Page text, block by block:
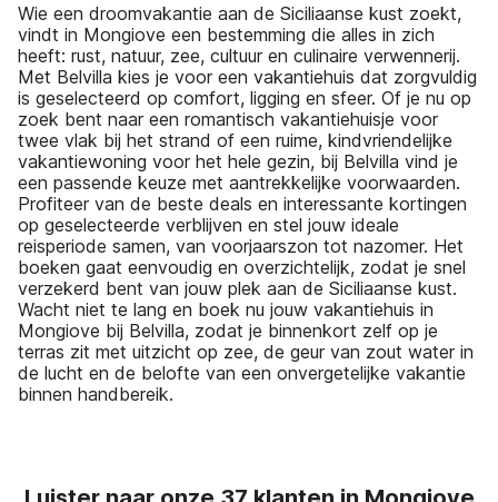
Wie een droomvakantie aan de Siciliaanse kust zoekt,
vindt in Mongiove een bestemming die alles in zich
heeft: rust, natuur, zee, cultuur en culinaire verwennerij.
Met Belvilla kies je voor een vakantiehuis dat zorgvuldig
is geselecteerd op comfort, ligging en sfeer. Of je nu op
zoek bent naar een romantisch vakantiehuisje voor
twee vlak bij het strand of een ruime, kindvriendelijke
vakantiewoning voor het hele gezin, bij Belvilla vind je
een passende keuze met aantrekkelijke voorwaarden.
Profiteer van de beste deals en interessante kortingen
op geselecteerde verblijven en stel jouw ideale
reisperiode samen, van voorjaarszon tot nazomer. Het
boeken gaat eenvoudig en overzichtelijk, zodat je snel
verzekerd bent van jouw plek aan de Siciliaanse kust.
Wacht niet te lang en boek nu jouw vakantiehuis in
Mongiove bij Belvilla, zodat je binnenkort zelf op je
terras zit met uitzicht op zee, de geur van zout water in
de lucht en de belofte van een onvergetelijke vakantie
binnen handbereik.